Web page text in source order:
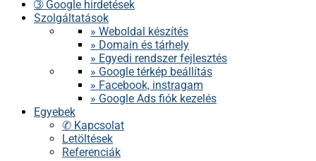
➂ Google hirdetések
Szolgáltatások
» Weboldal készítés
» Domain és tárhely
» Egyedi rendszer fejlesztés
» Google térkép beállítás
» Facebook, instragam
» Google Ads fiók kezelés
Egyebek
✆ Kapcsolat
Letöltések
Referenciák